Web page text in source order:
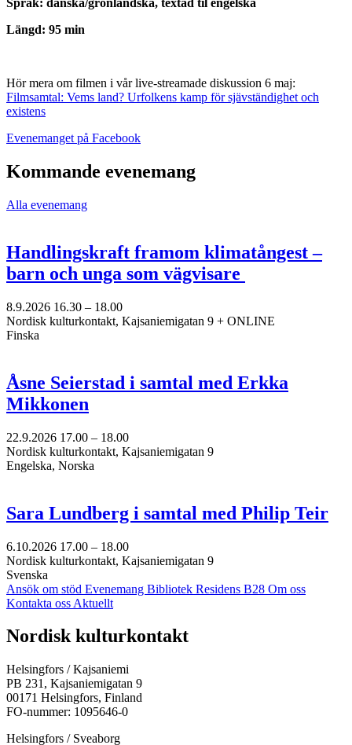
Språk: danska/grönländska, textad til engelska
Längd: 95 min
Hör mera om filmen i vår live-streamade diskussion 6 maj:
Filmsamtal: Vems land? Urfolkens kamp för sjävständighet och
existens
Evenemanget på FacebookÖppnas
ny
Kommande evenemang
Alla evenemang
Handlingskraft framom klimatångest –
barn och unga som vägvisare
8.9.2026 16.30 – 18.00
Nordisk kulturkontakt, Kajsaniemigatan 9 + ONLINE
Finska
Åsne Seierstad i samtal med Erkka
Mikkonen
22.9.2026 17.00 – 18.00
Nordisk kulturkontakt, Kajsaniemigatan 9
Engelska, Norska
Sara Lundberg i samtal med Philip Teir
6.10.2026 17.00 – 18.00
Nordisk kulturkontakt, Kajsaniemigatan 9
Svenska
Ansök om stöd Evenemang Bibliotek Residens B28 Om oss
Kontakta oss Aktuellt
Facebook:
Öppnas
en
ny
flik
Instagram:
Öppnas
en
ny
flik
TikTok:
Öppnas
en
ny
flik
Youtube:
Öppnas
en
ny
flik
Vimeo:
Öppnas
en
ny
flik
Nordisk kulturkontakt
Helsingfors / Kajsaniemi
PB 231, Kajsaniemigatan 9
00171 Helsingfors, Finland
FO-nummer: 1095646-0
Helsingfors / Sveaborg